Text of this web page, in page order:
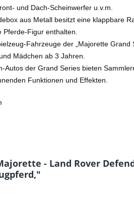
und Dach-Scheinwerfer u.v.m.
aus Metall besitzt eine klappbare
Figur enthalten.
Fahrzeuge der „Majorette
Mädchen ab 3 Jahren.
Autos der Grand Series bieten
Funktionen und Effekten.
- Land Rover